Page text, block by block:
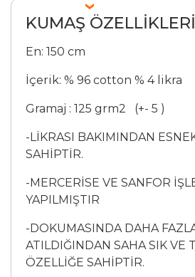
KUMAŞ ÖZELLİKLERİ
En: 150 cm
İçerik: % 96 cotton % 4 likra
Gramaj : 125 grm2 (+- 5 )
-LİKRASI BAKIMINDAN
SAHİPTİR.
-MERCERİSE VE SANFOR
YAPILMIŞTIR
-DOKUMASINDA DAHA
ATILDIĞINDAN SAHA SIK VE
ÖZELLİĞE SAHİPTİR.